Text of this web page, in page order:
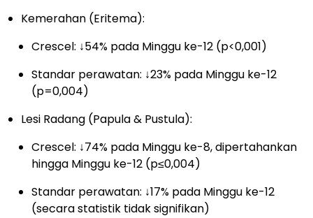
Kemerahan (Eritema):
Crescel: ↓54% pada Minggu ke-12 (p<0,001)
Standar perawatan: ↓23% pada Minggu ke-12
(p=0,004)
Lesi Radang (Papula & Pustula):
Crescel: ↓74% pada Minggu ke-8, dipertahankan
hingga Minggu ke-12 (p≤0,004)
Standar perawatan: ↓17% pada Minggu ke-12
(secara statistik tidak signifikan)